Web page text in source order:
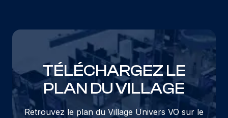
TÉLÉCHARGEZ LE
PLAN DU VILLAGE
Retrouvez le plan du Village Univers VO sur le